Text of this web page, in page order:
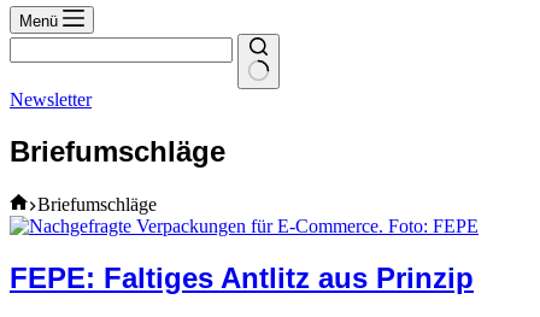
Menü
Newsletter
Briefumschläge
Home
Briefumschläge
FEPE: Faltiges Antlitz aus Prinzip